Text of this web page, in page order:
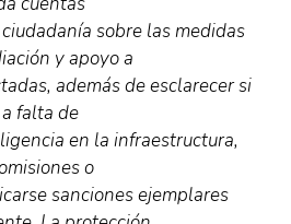
sobre las medidas
y apoyo a
además de esclarecer si
falta de
en la infraestructura,
o
sanciones ejemplares